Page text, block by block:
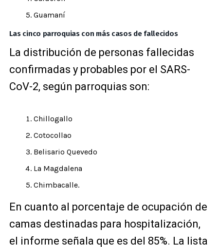
Guamaní
Las cinco parroquias con más casos de fallecidos
La distribución de personas fallecidas
confirmadas y probables por el SARS-
CoV-2, según parroquias son:
Chillogallo
Cotocollao
Belisario Quevedo
La Magdalena
Chimbacalle.
En cuanto al porcentaje de ocupación de
camas destinadas para hospitalización,
el informe señala que es del 85%. La lista